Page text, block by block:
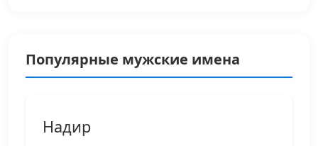
Популярные мужские имена
Надир